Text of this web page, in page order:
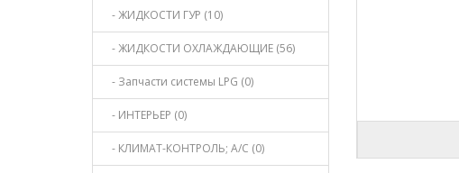
- ЖИДКОСТИ ГУР (10)
- ЖИДКОСТИ ОХЛАЖДАЮЩИЕ (56)
- Запчасти системы LPG (0)
- ИНТЕРЬЕР (0)
- КЛИМАТ-КОНТРОЛЬ; A/C (0)